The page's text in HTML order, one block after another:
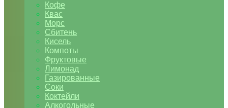
Кофе
Квас
Морс
Сбитень
Кисель
Компоты
Фруктовые
Лимонад
Газированные
Соки
Коктейли
Алкогольные